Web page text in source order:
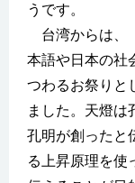
うです。
台湾からは、
本語や日本の社
つわるお祭りと
ました。天燈は
孔明が創ったと
る上昇原理を使